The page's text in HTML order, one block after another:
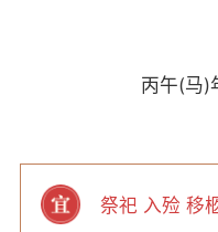
丙午(马)
祭祀 入殓 移